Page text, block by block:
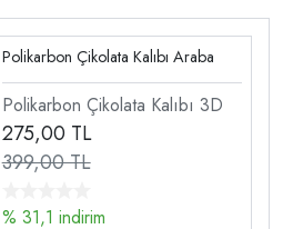
Polikarbon Çikolata Kalıbı Araba
Polikarbon Çikolata Kalıbı 3D
275,00 TL
399,00 TL
% 31,1 indirim